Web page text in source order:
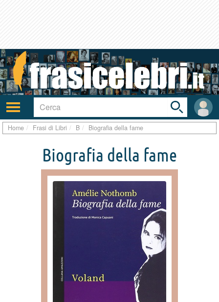
Attiva/disattiva
navigazione
User
area
Toggle
search
bar
Home Frasi di Libri B Biografia della fame
Biografia della fame